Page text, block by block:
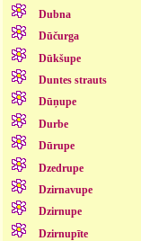
Dubna
Dūčurga
Dūkšupe
Duntes strauts
Dūņupe
Durbe
Dūrupe
Dzedrupe
Dzirnavupe
Dzirnupe
Dzirnupīte